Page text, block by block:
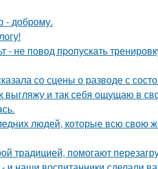
- доброму.
не повод пропускать
со сцены о разводе с
выгляжу и так себя ощущаю в
людей, которые всю свою
традицией, помогают